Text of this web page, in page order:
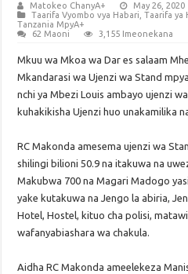
Matokeo ChanyA+
May 26, 2020
Taarifa Vyombo vya Habari ,Taarifa ya
Tanzania MpyA+
62 Maoni
3,155 Imeonekana
Mkuu wa Mkoa wa Dar es salaam
Mkandarasi wa Ujenzi wa Stand
nchi ya Mbezi Louis ambayo ujenzi
kuhakikisha Ujenzi huo unakamilika
RC Makonda amesema ujenzi wa
shilingi bilioni 50.9 na itakuwa na
Makubwa 700 na Magari Madogo
yake kutakuwa na Jengo la abiria,
Hotel, Hostel, kituo cha polisi,
wafanyabiashara wa chakula.
Aidha RC Makonda ameelekeza